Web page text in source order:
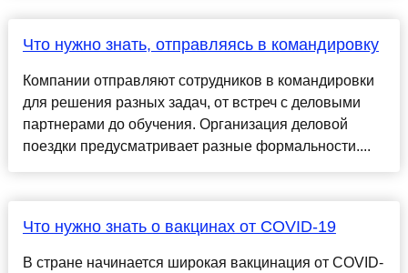
Что нужно знать, отправляясь в командировку
Компании отправляют сотрудников в командировки
для решения разных задач, от встреч с деловыми
партнерами до обучения. Организация деловой
поездки предусматривает разные формальности....
Что нужно знать о вакцинах от COVID-19
В стране начинается широкая вакцинация от COVID-